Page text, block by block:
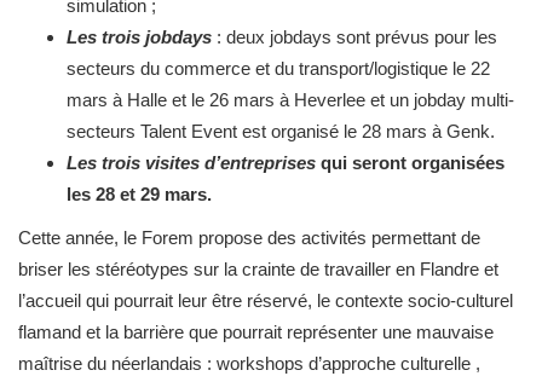
simulation ;
Les trois jobdays : deux jobdays sont prévus pour les
secteurs du commerce et du transport/logistique le 22
mars à Halle et le 26 mars à Heverlee et un jobday multi-
secteurs Talent Event est organisé le 28 mars à Genk.
Les trois visites d’entreprises qui seront organisées
les 28 et 29 mars.
Cette année, le Forem propose des activités permettant de
briser les stéréotypes sur la crainte de travailler en Flandre et
l’accueil qui pourrait leur être réservé, le contexte socio-culturel
flamand et la barrière que pourrait représenter une mauvaise
maîtrise du néerlandais : workshops d’approche culturelle ,